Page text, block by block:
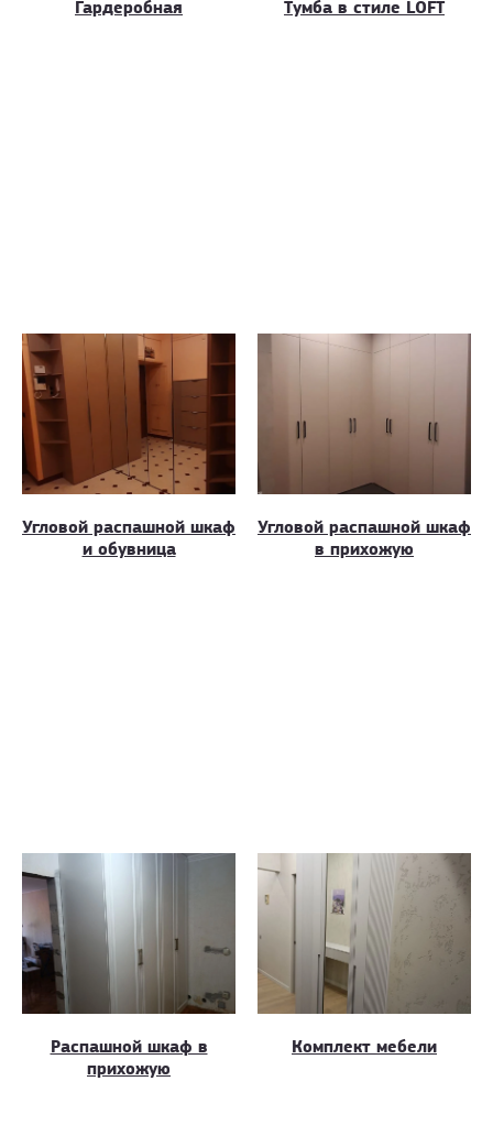
Гардеробная Тумба в стиле LOFT
Угловой распашной шкаф
и обувница
Угловой распашной шкаф
в прихожую
Распашной шкаф в
прихожую
Комплект мебели